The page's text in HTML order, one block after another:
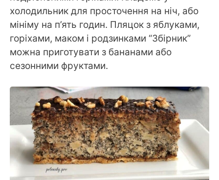
холодильник для просточення на ніч, або
мініму на п’ять годин. Пляцок з яблуками,
горіхами, маком і родзинками “Збірник”
можна приготувати з бананами або
сезонними фруктами.